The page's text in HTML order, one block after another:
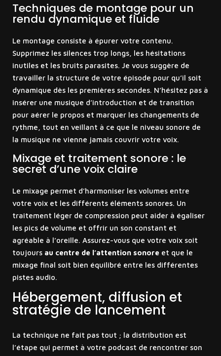
Techniques de montage pour un
rendu dynamique et fluide
Le montage consiste à épurer votre contenu.
Supprimez les silences trop longs, les hésitations
inutiles et les bruits parasites. Je vous suggère de
travailler la structure de votre épisode pour qu’il soit
dynamique dès les premières secondes. N’hésitez pas à
insérer une musique d’introduction et de transition
pour aérer le propos et marquer les changements de
rythme, tout en veillant à ce que le niveau sonore de
la musique ne vienne jamais couvrir votre voix.
Mixage et traitement sonore : le
secret d’une voix claire
Le mixage permet d’harmoniser les volumes entre
votre voix et les différents éléments sonores. Un
traitement léger de compression peut aider à égaliser
les pics de volume et offrir un son constant et
agréable à l’oreille. Assurez-vous que votre voix soit
toujours au centre de l’attention sonoreet que le
mixage final soit bien équilibré entre les différentes
pistes audio.
Hébergement, diffusion et
stratégie de lancement
La technique ne fait pas tout ; la distribution est
l’étape qui permet à votre podcast de rencontrer son